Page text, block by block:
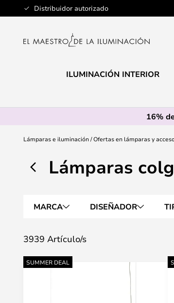
Distribuidor autorizado
Ir
al
ILUMINACIÓN INTERIOR
16%
Lámparas e iluminación Ofertas en lámparas y
Lámparas
MARCA DISEÑADOR
3939 Artículo/s
SUMMER DEAL